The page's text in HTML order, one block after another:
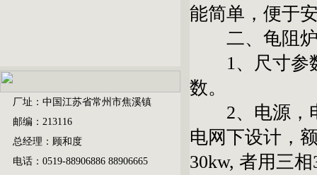
厂址：中国江苏省常州市焦溪镇
邮编：213116
总经理：顾和度
电话：0519-88906886 88906665
能简单，便于
二、龟阻炉
1、尺寸参数
数。
2、电源，电
电网下设计，
30kw, 者用三